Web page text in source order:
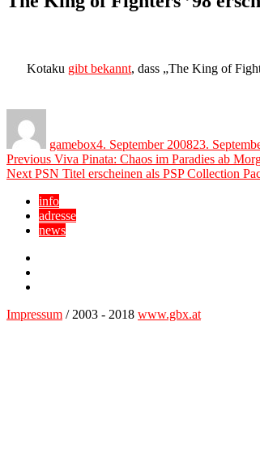
Kotaku gibt bekannt, dass „The King of
gamebox4. September 200823.
Beitragsnavigation
Previous Previous
post:
Viva Pinata: Chaos im Paradies ab
Next Next
PSN Titel erscheinen als PSP Collection
info
adresse
news
Impressum / 2003 - 2018 www.gbx.at